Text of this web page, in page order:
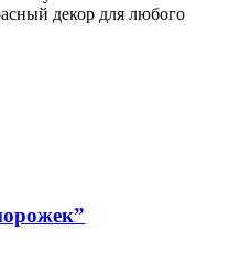
декор для любого